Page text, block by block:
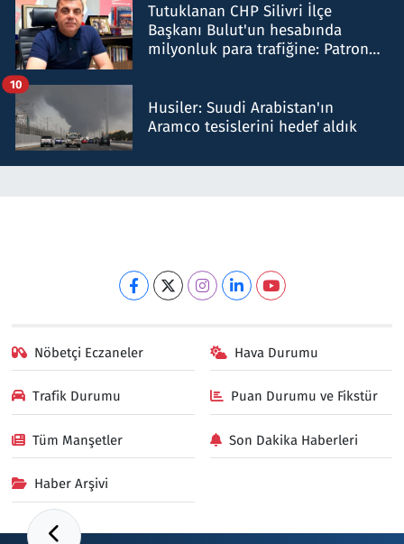
Tutuklanan CHP Silivri İlçe
Başkanı Bulut'un hesabında
milyonluk para trafiğine: Patron
Husiler: Suudi Arabistan'ın
Aramco tesislerini hedef aldık
10
Nöbetçi Eczaneler Hava Durumu
Trafik Durumu Puan Durumu ve Fikstür
Tüm Manşetler Son Dakika Haberleri
Haber Arşivi